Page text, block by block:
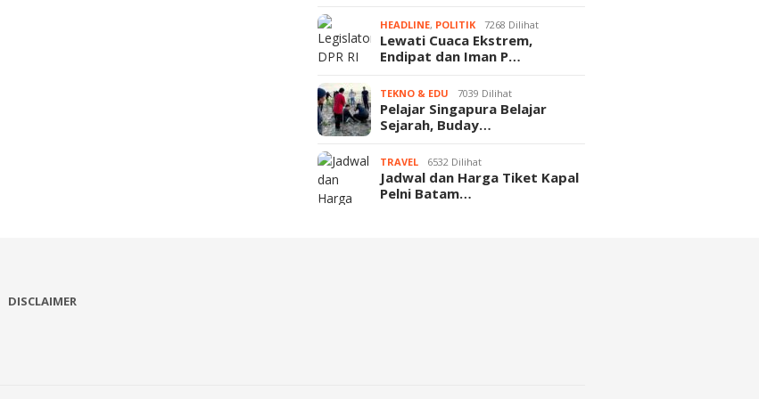
HEADLINE, POLITIK 7268 Dilihat
Lewati Cuaca Ekstrem,
Endipat dan Iman P…
TEKNO & EDU 7039 Dilihat
Pelajar Singapura Belajar
Sejarah, Buday…
TRAVEL 6532 Dilihat
Jadwal dan Harga Tiket Kapal
Pelni Batam…
DISCLAIMER